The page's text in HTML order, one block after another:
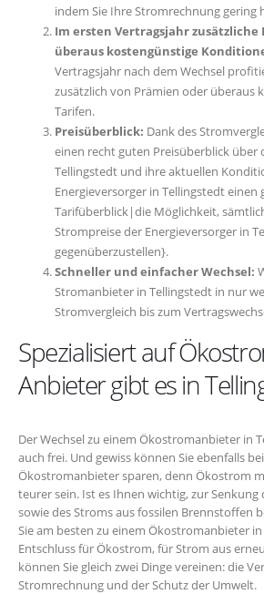
indem Sie Ihre Stromrechnung gering
Im ersten Vertragsjahr zusätzliche
überaus kostengünstige
Vertragsjahr nach dem Wechsel
zusätzlich von Prämien oder überaus
Tarifen.
Preisüberblick: Dank des
einen recht guten Preisüberblick über
Tellingstedt und ihre aktuellen
Energieversorger in Tellingstedt einen
Tarifüberblick|die Möglichkeit,
Strompreise der Energieversorger in
gegenüberzustellen}.
Schneller und einfacher Wechsel:
Stromanbieter in Tellingstedt in nur
Stromvergleich bis zum
Spezialisiert auf
Anbieter gibt es in
Der Wechsel zu einem Ökostromanbieter in
auch frei. Und gewiss können Sie ebenfalls
Ökostromanbieter sparen, denn Ökostrom
teurer sein. Ist es Ihnen wichtig, zur
sowie des Stroms aus fossilen Brennstoffen
Sie am besten zu einem Ökostromanbieter
Entschluss für Ökostrom, für Strom aus
können Sie gleich zwei Dinge vereinen: die
Stromrechnung und der Schutz der Umwelt.